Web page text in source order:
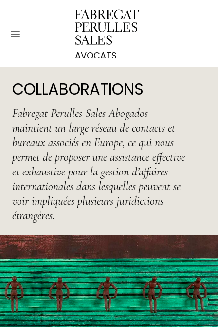
contenu
COLLABORATIONS
Fabregat Perulles Sales Abogados
maintient un large réseau de contacts et
bureaux associés en Europe, ce qui nous
permet de proposer une assistance effective
et exhaustive pour la gestion d’affaires
internationales dans lesquelles peuvent se
voir impliquées plusieurs juridictions
étrangères.